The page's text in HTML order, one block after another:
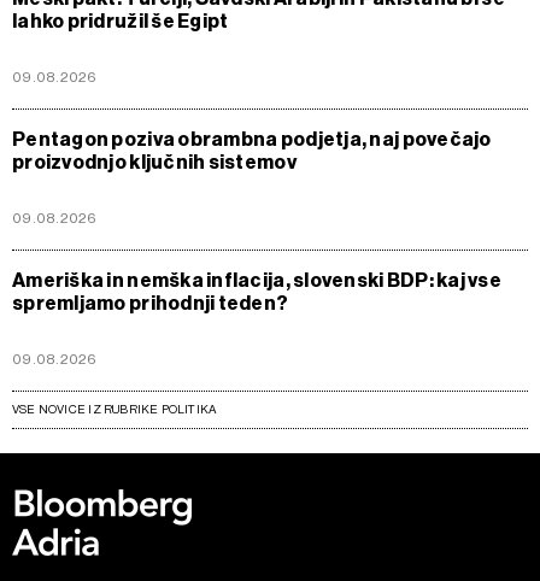
lahko pridružil še Egipt
09.08.2026
Pentagon poziva obrambna podjetja, naj povečajo
proizvodnjo ključnih sistemov
09.08.2026
Ameriška in nemška inflacija, slovenski BDP: kaj vse
spremljamo prihodnji teden?
09.08.2026
VSE NOVICE IZ RUBRIKE POLITIKA